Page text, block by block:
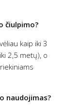
čiulpimo?
kaip iki 3
2,5 metų), o
naudojimas?